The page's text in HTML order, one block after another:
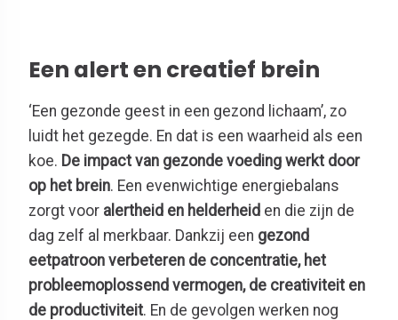
Een alert en creatief brein
‘Een gezonde geest in een gezond lichaam’, zo
luidt het gezegde. En dat is een waarheid als een
koe. De impact van gezonde voeding werkt door
op het brein. Een evenwichtige energiebalans
zorgt voor alertheid en helderheid en die zijn de
dag zelf al merkbaar. Dankzij een gezond
eetpatroon verbeteren de concentratie, het
probleemoplossend vermogen, de creativiteit en
de productiviteit. En de gevolgen werken nog